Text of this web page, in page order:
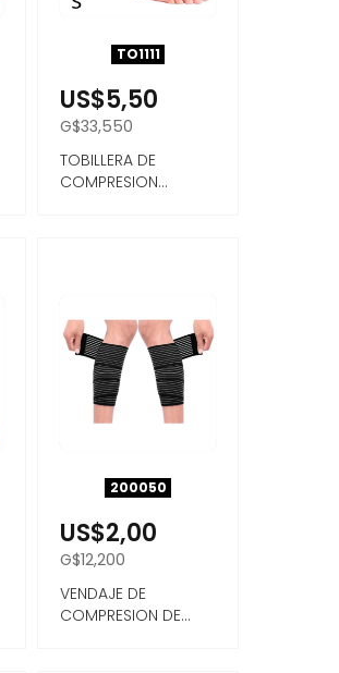
TO1111
US$5,50
G$33,550
TOBILLERA DE
COMPRESION
200050
US$2,00
G$12,200
VENDAJE DE
COMPRESION DE